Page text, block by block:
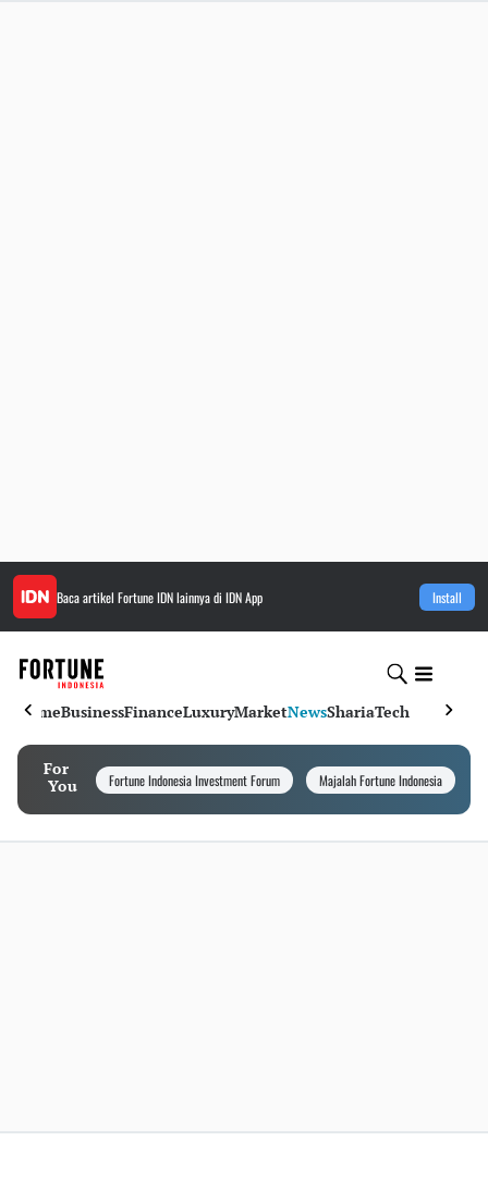
Baca artikel Fortune IDNlainnya di IDN App Install
HomeBusinessFinanceLuxuryMarketNewsShariaTech
For
You
Fortune Indonesia Investment Forum Majalah Fortune Indonesia